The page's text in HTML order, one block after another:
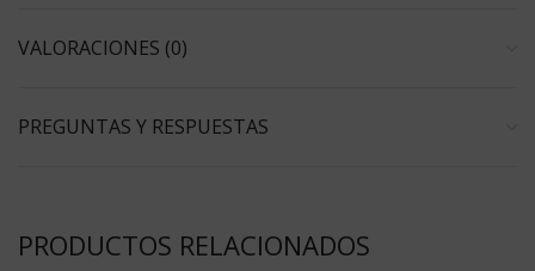
VALORACIONES (0)
PREGUNTAS Y RESPUESTAS
PRODUCTOS RELACIONADOS